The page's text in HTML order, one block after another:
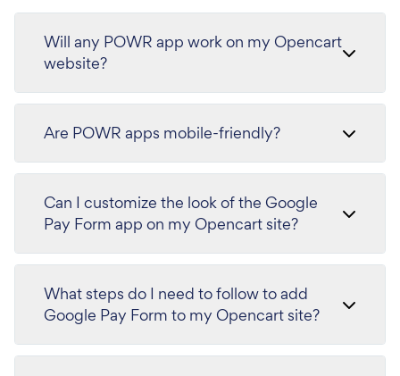
Will any POWR app work on my Opencart
website?
Are POWR apps mobile-friendly?
Can I customize the look of the Google
Pay Form app on my Opencart site?
What steps do I need to follow to add
Google Pay Form to my Opencart site?